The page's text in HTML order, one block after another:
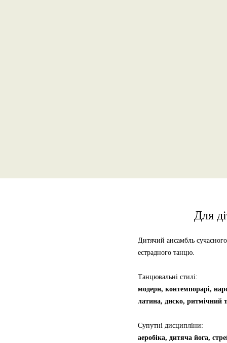
Для
Дитячий ансамбль
естрадного танцю.
Танцювальні стилі:
модерн, контемпорарі,
латина, диско, ритмічний
Супутні дисципліни:
аеробіка, дитяча йога,